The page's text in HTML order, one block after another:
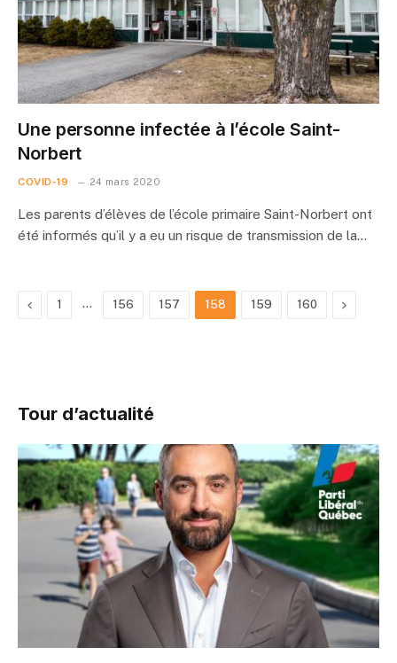
Une personne infectée à l’école Saint-
Norbert
COVID-19 24 mars 2020
Les parents d’élèves de l’école primaire Saint-Norbert ont
été informés qu’il y a eu un risque de transmission de la…
Previous
1 … 156 157 158 159 160 Next
Tour d’actualité